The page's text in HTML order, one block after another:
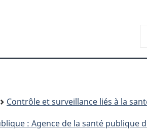
sujet
HTML
Contrôle et surveillance liés à la
: Agence de la santé publique